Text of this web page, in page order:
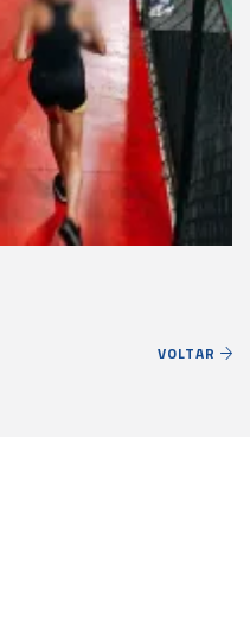
VOLTAR